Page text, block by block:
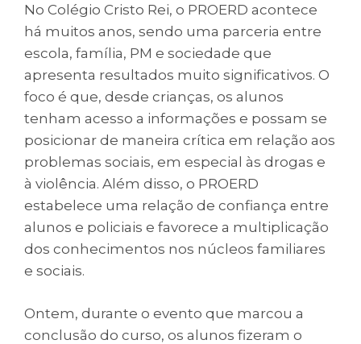
No Colégio Cristo Rei, o PROERD acontece
há muitos anos, sendo uma parceria entre
escola, família, PM e sociedade que
apresenta resultados muito significativos. O
foco é que, desde crianças, os alunos
tenham acesso a informações e possam se
posicionar de maneira crítica em relação aos
problemas sociais, em especial às drogas e
à violência. Além disso, o PROERD
estabelece uma relação de confiança entre
alunos e policiais e favorece a multiplicação
dos conhecimentos nos núcleos familiares
e sociais.
Ontem, durante o evento que marcou a
conclusão do curso, os alunos fizeram o